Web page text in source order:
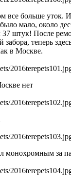
все больше уток.
мало, около
штук! После
забора, теперь
в Москве.
нет
монохромным за